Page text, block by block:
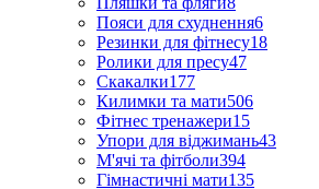
Пояси для схуднення6
Резинки для фітнесу18
Ролики для пресу47
Скакалки177
Килимки та мати506
Фітнес тренажери15
Упори для віджимань43
М'ячі та фітболи394
Гімнастичні мати135